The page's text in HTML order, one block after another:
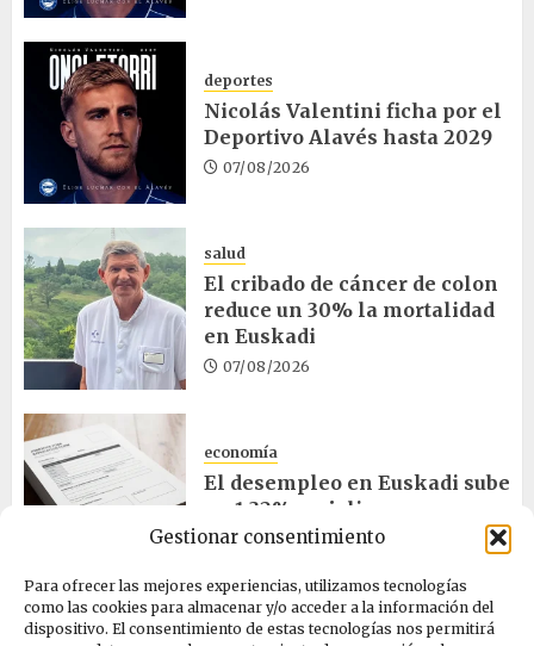
Gestionar consentimiento
Para ofrecer las mejores experiencias, utilizamos tecnologías
como las cookies para almacenar y/o acceder a la información del
dispositivo. El consentimiento de estas tecnologías nos permitirá
deportes
Nicolás Valentini ficha por el
Deportivo Alavés hasta 2029
07/08/2026
salud
El cribado de cáncer de colon
reduce un 30% la mortalidad
en Euskadi
07/08/2026
economía
El desempleo en Euskadi sube
un 1,32% en julio
06/08/2026
salud